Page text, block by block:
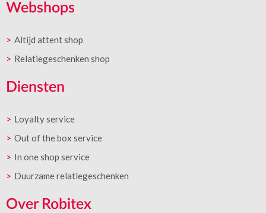
Webshops
Altijd attent shop
Relatiegeschenken shop
Diensten
Loyalty service
Out of the box service
In one shop service
Duurzame relatiegeschenken
Over Robitex